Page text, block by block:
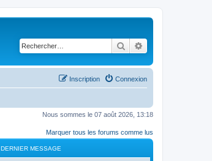
Rechercher
Connexion
Inscription
Nous sommes le 07 août 2026, 13:18
Marquer tous les forums comme lus
DERNIER MESSAGE